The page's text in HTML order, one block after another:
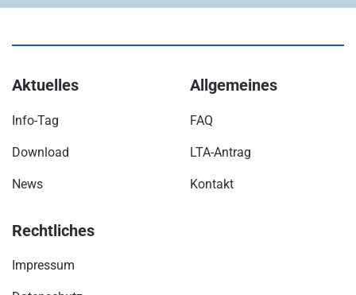
Aktuelles
Info-Tag
Download
News
Allgemeines
FAQ
LTA-Antrag
Kontakt
Rechtliches
Impressum